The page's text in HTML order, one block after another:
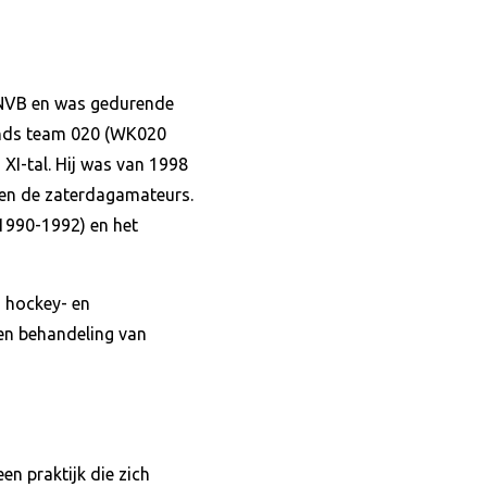
en was gedurende
team 020 (WK020
tal. Hij was van 1998
de zaterdagamateurs.
1992) en het
en
behandeling van
praktijk die zich